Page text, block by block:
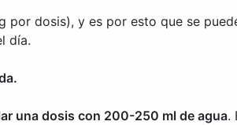
por dosis), y es por esto que se
día.
una dosis con 200-250 ml de agua.